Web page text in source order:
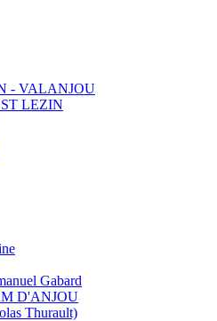
- VALANJOU
LEZIN
Gabard
D'ANJOU
Thurault)